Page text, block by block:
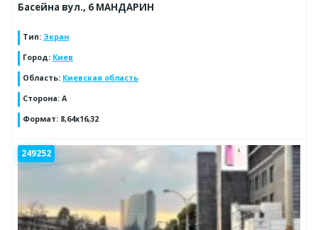
Басейна вул., 6 МАНДАРИН
Тип: Экран
Город: Киев
Область: Киевская область
Сторона: А
Формат: 8,64х16,32
249252